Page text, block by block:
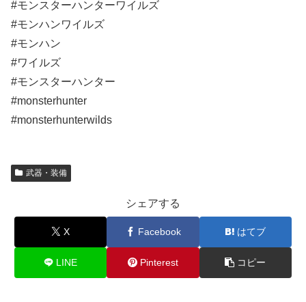
#モンスターハンターワイルズ
#モンハンワイルズ
#モンハン
#ワイルズ
#モンスターハンター
#monsterhunter
#monsterhunterwilds
武器・装備
シェアする
X Facebook はてブ
LINE Pinterest コピー